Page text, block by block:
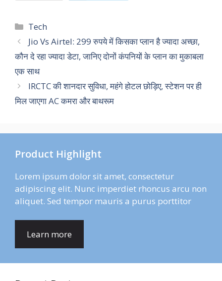
Categories
Tech
Jio Vs Airtel: 299 रुपये में किसका प्लान है ज्यादा अच्छा,
कौन दे रहा ज्यादा डेटा, जानिए दोनों कंपनियों के प्लान का मुकाबला
एक साथ
IRCTC की शानदार सुविधा, महंगे होटल छोड़िए, स्टेशन पर ही
मिल जाएगा AC कमरा और बाथरूम
Product Highlight
Lorem ipsum dolor sit amet, consectetur
adipiscing elit. Nunc imperdiet rhoncus arcu non
aliquet. Sed tempor mauris a purus porttitor
Learn more